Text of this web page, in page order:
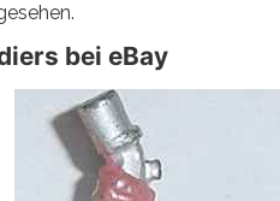
bei eBay